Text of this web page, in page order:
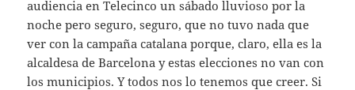
audiencia en Telecinco un sábado lluvioso por la
noche pero seguro, seguro, que no tuvo nada que
ver con la campaña catalana porque, claro, ella es la
alcaldesa de Barcelona y estas elecciones no van con
los municipios. Y todos nos lo tenemos que creer. Si